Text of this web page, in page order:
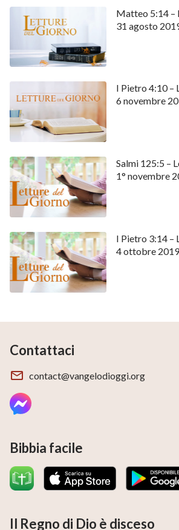
Matteo 5:14 –
31 agosto
I Pietro 4:10 –
6 novembre
Salmi 125:5 –
1° novembre
I Pietro 3:14 –
4 ottobre 2019
Contattaci
contact@vangelodioggi.org
Bibbia facile
Il Regno di Dio è disceso